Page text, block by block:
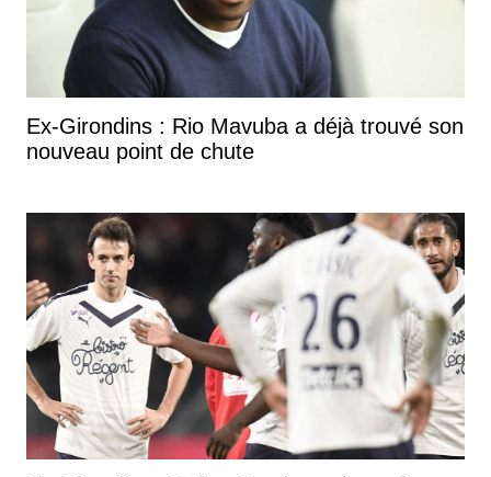
Ex-Girondins : Rio Mavuba a déjà trouvé son
nouveau point de chute